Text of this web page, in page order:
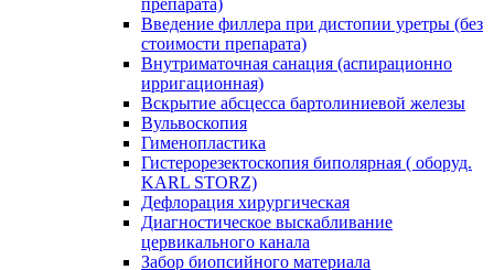
препарата)
Введение филлера при дистопии уретры (без
стоимости препарата)
Внутриматочная санация (аспирационно
ирригационная)
Вскрытие абсцесса бартолиниевой железы
Вульвоскопия
Гименопластика
Гистерорезектоскопия биполярная ( оборуд.
KARL STORZ)
Дефлорация хирургическая
Диагностическое выскабливание
цервикального канала
Забор биопсийного материала